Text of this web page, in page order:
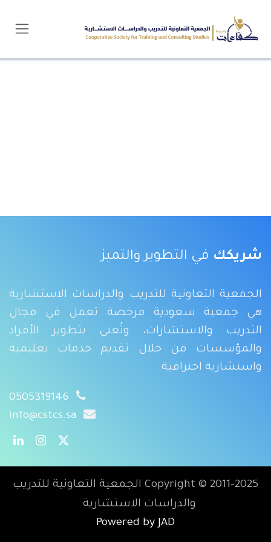
شريكك في التطوير والتميز
الجمعية التعاونية للتدريب والدراسات الاستشارية
هي جمعية سعودية مرخصة تعمل في مجال
التدريب والاستشارات، وتُعنى بتطوير الأفراد
والمؤسسات من خلال تقديم خدمات تعليمية
واستشارية احترافية.
0505319146
info@cstcs.sa
Copyright © 2011-2025
الجمعية التعاونية للتدريب
والدراسات الاستشارية
Powered by JAD